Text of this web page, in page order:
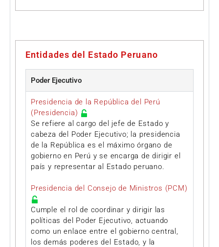
Entidades del Estado Peruano
Poder Ejecutivo
Presidencia de la República del Perú
(Presidencia)
Se refiere al cargo del jefe de Estado y
cabeza del Poder Ejecutivo; la presidencia
de la República es el máximo órgano de
gobierno en Perú y se encarga de dirigir el
país y representar al Estado peruano.
Presidencia del Consejo de Ministros (PCM)
Cumple el rol de coordinar y dirigir las
políticas del Poder Ejecutivo, actuando
como un enlace entre el gobierno central,
los demás poderes del Estado, y la